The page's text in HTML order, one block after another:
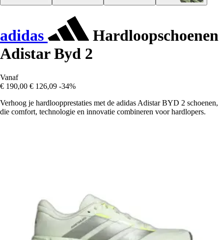
adidas
Hardloopschoenen
Adistar Byd 2
Vanaf
€ 190,00 € 126,09 -34%
Verhoog je hardloopprestaties met de adidas Adistar BYD 2 schoenen,
die comfort, technologie en innovatie combineren voor hardlopers.